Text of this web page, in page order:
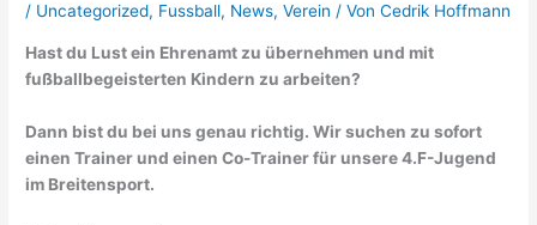
Basketball
Tischtennis
Turnen
/ Uncategorized, Fussball, News,Verein / VonCedrik Hoffmann
Hast du Lust ein Ehrenamt zu übernehmen und mit
fußballbegeisterten Kindern zu arbeiten?
Dann bist du bei uns genau richtig. Wir suchen zu sofort
einen Trainer und einen Co-Trainer für unsere 4.F-Jugend
im Breitensport.